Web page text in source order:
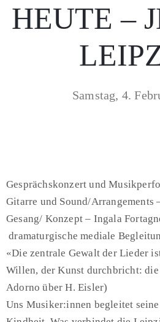
HEUTE –
Samstag, 4.
Gesprächskonzert und
Gitarre und Sound/Arrangements
Gesang/ Konzept – Ingala
dramaturgische mediale
«Die zentrale Gewalt der Lieder
Willen, der Kunst durchbricht:
Adorno über H. Eisler)
Uns Musiker:innen begleitet